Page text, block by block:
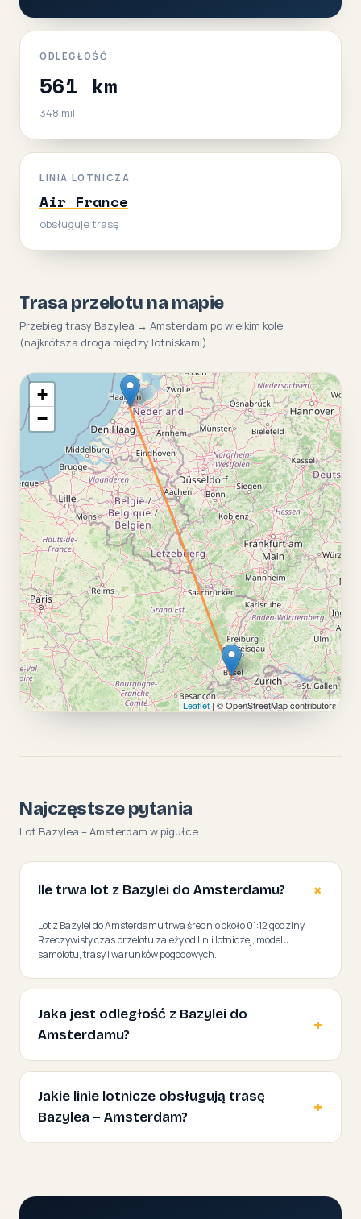
ODLEGŁOŚĆ
561 km
348 mil
LINIA LOTNICZA
Air France
obsługuje trasę
Trasa przelotu na mapie
Przebieg trasy Bazylea → Amsterdam po wielkim kole
(najkrótsza droga między lotniskami).
+
−
Leaflet | © OpenStreetMap contributors
Najczęstsze pytania
Lot Bazylea – Amsterdam w pigułce.
Ile trwa lot z Bazylei do Amsterdamu?
Lot z Bazylei do Amsterdamu trwa średnio około 01:12 godziny.
Rzeczywisty czas przelotu zależy od linii lotniczej, modelu
samolotu, trasy i warunków pogodowych.
Jaka jest odległość z Bazylei do
Amsterdamu?
Jakie linie lotnicze obsługują trasę
Bazylea – Amsterdam?